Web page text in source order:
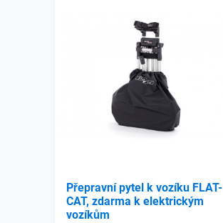
Přepravní pytel k vozíku FLAT-
CAT, zdarma k elektrickým
vozíkům